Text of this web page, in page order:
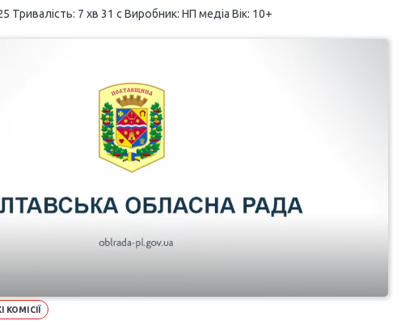
Тривалість: 7 хв 31 с Виробник: НП медіа Вік: 10+
КОМІСІЇ